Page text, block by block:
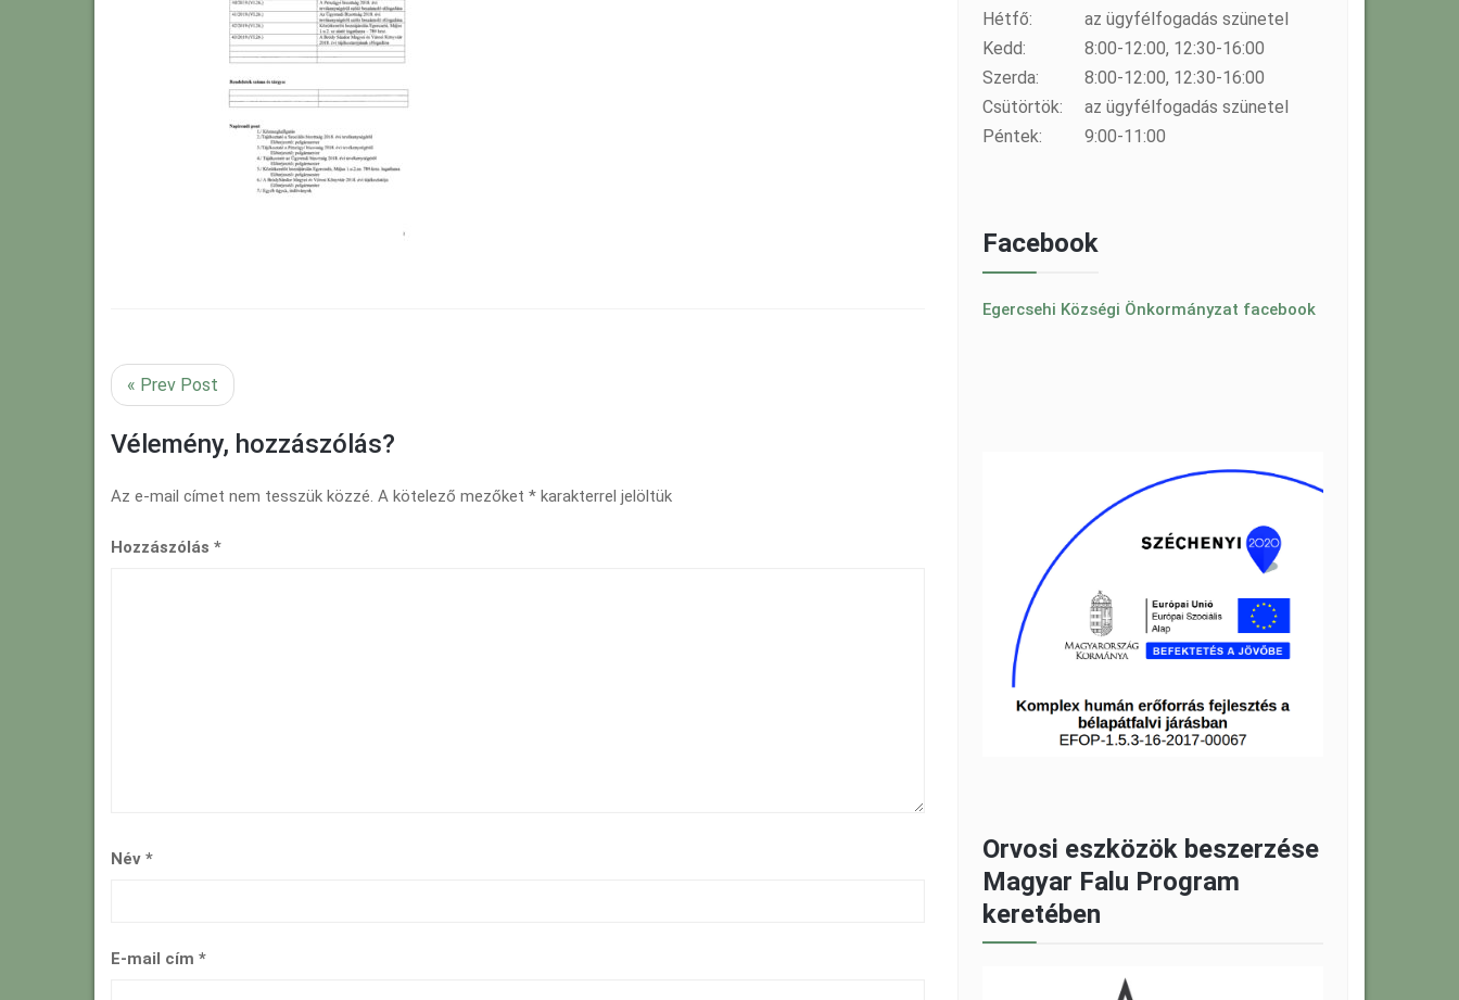
« Prev Post
Vélemény, hozzászólás?
Az e-mail címet nem tesszük közzé. A kötelező mezőket * karakterrel jelöltük
Hozzászólás *
Név *
E-mail cím *
Hétfő:
az ügyfélfogadás szünetel
Kedd:
8:00-12:00, 12:30-16:00
Szerda:
8:00-12:00, 12:30-16:00
Csütörtök:
az ügyfélfogadás szünetel
Péntek:
9:00-11:00
Facebook
Egercsehi Községi Önkormányzat facebook
Orvosi eszközök beszerzése
Magyar Falu Program
keretében